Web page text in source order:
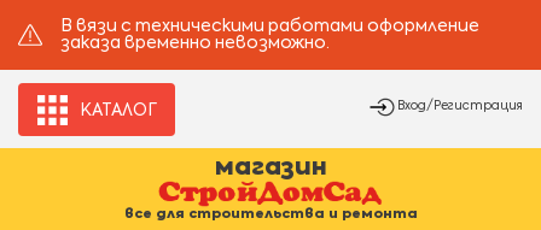
В вязи с техническими работами оформление
заказа временно невозможно.
КАТАЛОГ Вход/Регистрация
магазин
все для строительства и ремонта